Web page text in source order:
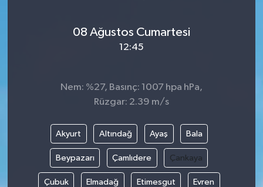
08 Ağustos Cumartesi
12:45
Nem: %27, Basınç: 1007 hpa hPa,
Rüzgar: 2.39 m/s
Akyurt Altındağ Ayaş Bala
Beypazarı Çamlıdere Çankaya
Çubuk Elmadağ Etimesgut Evren